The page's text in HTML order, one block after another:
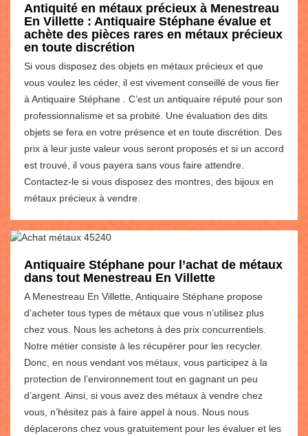
Antiquité en métaux précieux à Menestreau
En Villette : Antiquaire Stéphane évalue et
achète des pièces rares en métaux précieux
en toute discrétion
Si vous disposez des objets en métaux précieux et que
vous voulez les céder, il est vivement conseillé de vous fier
à Antiquaire Stéphane . C’est un antiquaire réputé pour son
professionnalisme et sa probité. Une évaluation des dits
objets se fera en votre présence et en toute discrétion. Des
prix à leur juste valeur vous seront proposés et si un accord
est trouvé, il vous payera sans vous faire attendre.
Contactez-le si vous disposez des montres, des bijoux en
métaux précieux à vendre.
Antiquaire Stéphane pour l’achat de métaux
dans tout Menestreau En Villette
A Menestreau En Villette, Antiquaire Stéphane propose
d’acheter tous types de métaux que vous n’utilisez plus
chez vous. Nous les achetons à des prix concurrentiels.
Notre métier consiste à les récupérer pour les recycler.
Donc, en nous vendant vos métaux, vous participez à la
protection de l’environnement tout en gagnant un peu
d’argent. Ainsi, si vous avez des métaux à vendre chez
vous, n’hésitez pas à faire appel à nous. Nous nous
déplacerons chez vous gratuitement pour les évaluer et les